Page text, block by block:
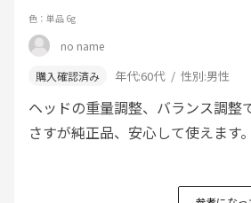
色：単品 6g
no name
年代:60代 性別:男性
ヘッドの重量調整、バランス調整
さすが純正品、安心して使えます。